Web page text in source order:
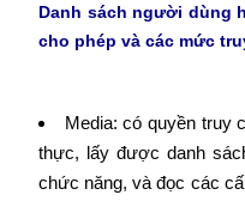
Danh sách người dùng
cho phép và các mức
Media: có quyền truy
thực, lấy được danh
chức năng, và đọc các